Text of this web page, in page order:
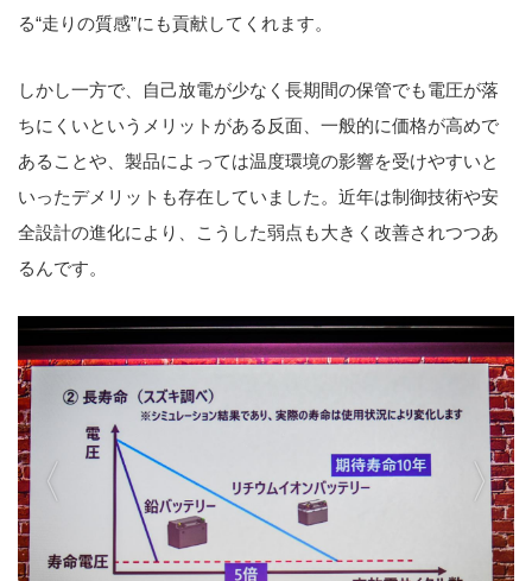
る“走りの質感”にも貢献してくれます。
しかし一方で、自己放電が少なく長期間の保管でも電圧が落
ちにくいというメリットがある反面、一般的に価格が高めで
あることや、製品によっては温度環境の影響を受けやすいと
いったデメリットも存在していました。近年は制御技術や安
全設計の進化により、こうした弱点も大きく改善されつつあ
るんです。